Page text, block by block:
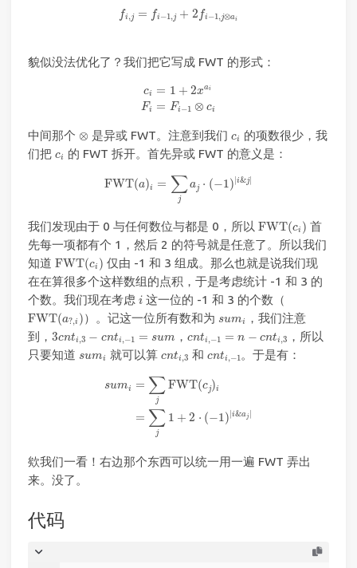
fi ,j = fi −1,j + 2 fi −1,j⊗ai
f − 2 f− 1
貌似没法优化了？我们把它写成 FWT 的形式：
ci = 1 + 2xai
Fi = Fi −1 ⊗ ci
2 xa iF =F
中间那个 ⊗
⊗ 是异或 FWT。注意到我们 ci
ci 的项数很少，我
们把 ci
ci 的 FWT 拆开。首先异或 FWT 的意义是：
FWT(a)i = ∑
j
aj ⋅ (−1)|i&j|
FWT ( ∑jaj 1) & |
我们发现由于 0 与任何数位与都是 0，所以 FWT(ci )
FWT(c
首
先每一项都有个 1，然后 2 的符号就是任意了。所以我们
知道 FWT(ci )
FWT(c
仅由 -1 和 3 组成。那么也就是说我们现
在在算很多个这样数组的点积，于是考虑统计 -1 和 3 的
个数。我们现在考虑 ii 这一位的 -1 和 3 的个数（
FWT(a?,i )
FWT(a ) ）。记这一位所有数和为 sumi
sum i ，我们注意
到， 3cnti ,3 − cnti ,−1 = sum
3 t i ， cnti ,−1 = n − cnti ,3
cnt n− ti,3
，所以
只要知道 sumi
sum i 就可以算 cnti ,3
cnt 和 cnti ,−1
cnt 。于是有：
sumi = ∑
j
FWT(cj)i
= ∑
j
1 + 2 ⋅ (−1)|i&aj |
FWT ∑ 1
欸我们一看！右边那个东西可以统一用一遍 FWT 弄出
来。没了。
代码